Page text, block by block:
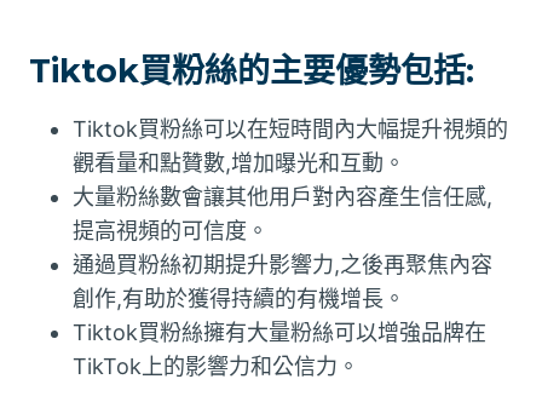
Tiktok買粉絲的主要優勢包括:
Tiktok買粉絲可以在短時間內大幅提升視頻的
觀看量和點贊數,增加曝光和互動。
大量粉絲數會讓其他用戶對內容產生信任感,
提高視頻的可信度。
通過買粉絲初期提升影響力,之後再聚焦內容
創作,有助於獲得持續的有機增長。
Tiktok買粉絲擁有大量粉絲可以增強品牌在
TikTok上的影響力和公信力。